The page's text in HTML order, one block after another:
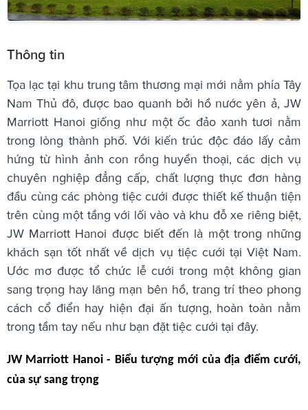
Thông tin
Tọa lạc tại khu trung tâm thương mại mới nằm phía Tây
Nam Thủ đô, được bao quanh bởi hồ nước yên ả, JW
Marriott Hanoi giống như một ốc đảo xanh tươi nằm
trong lòng thành phố. Với kiến trúc độc đáo lấy cảm
hứng từ hình ảnh con rồng huyền thoại, các dịch vụ
chuyên nghiệp đẳng cấp, chất lượng thực đơn hàng
đầu cùng các phòng tiệc cưới được thiết kế thuận tiện
trên cùng một tầng với lối vào và khu đỗ xe riêng biệt,
JW Marriott Hanoi được biết đến là một trong những
khách sạn tốt nhất về dịch vụ tiệc cưới tại Việt Nam.
Ước mơ được tổ chức lễ cưới trong một không gian
sang trọng hay lãng mạn bên hồ, trang trí theo phong
cách cổ điển hay hiện đại ấn tượng, hoàn toàn nằm
trong tầm tay nếu như bạn đặt tiệc cưới tại đây.
JW Marriott Hanoi - Biểu tượng mới của địa điểm cưới,
của sự sang trọng